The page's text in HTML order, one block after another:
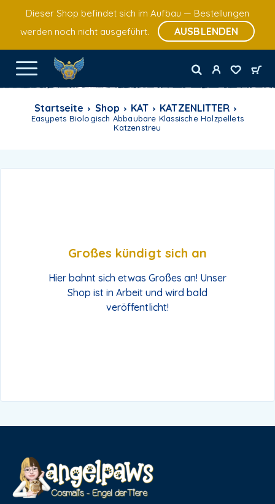
Dieser Shop befindet sich im Aufbau — Bestellungen
werden noch nicht ausgeführt.
AUSBLENDEN
Startseite Shop KAT KATZENLITTER
Easypets Biologisch Abbaubare Klassische Holzpellets
Katzenstreu
Großes kündigt sich an
Hier bahnt sich etwas Großes an! Unser
Shop ist in Arbeit und wird bald
veröffentlicht!